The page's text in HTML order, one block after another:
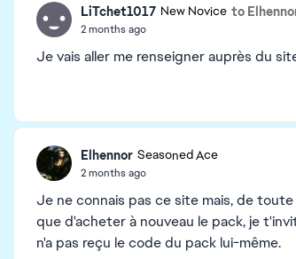
LiTchet1017 New Novice to
2 months ago
Je vais aller me renseigner auprès du
Elhennor Seasoned Ace
2 months ago
Je ne connais pas ce site mais, de
que d'acheter à nouveau le pack, je
n'a pas reçu le code du pack lui-même.